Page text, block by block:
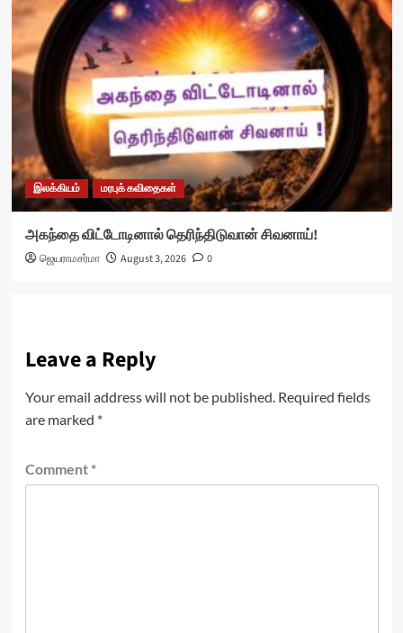
இலக்கியம் மரபுக் கவிதைகள்
அகந்தை விட்டோடினால் தெரிந்திடுவான் சிவனாய்!
ஜெயராமசர்மா August 3, 2026 0
Leave a Reply
Your email address will not be published. Required fields
are marked *
Comment *